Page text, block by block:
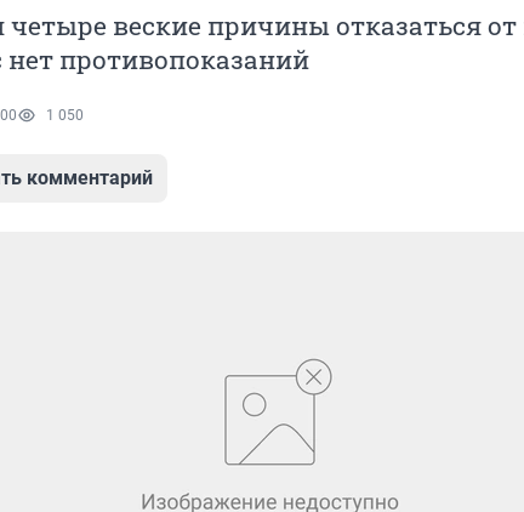
четыре веские причины отказаться
нет противопоказаний
1 050
комментарий